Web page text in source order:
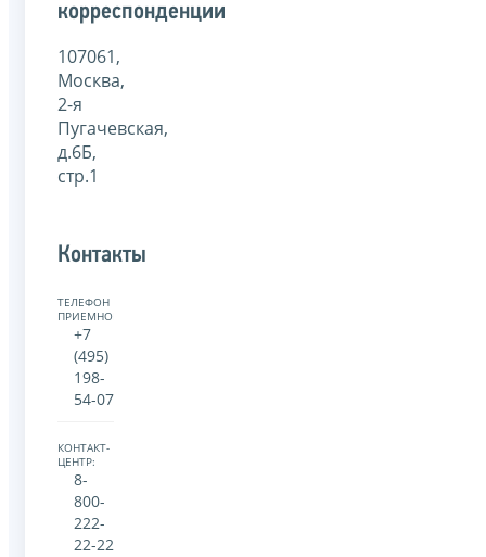
корреспонденции
107061,
Москва,
2-я
Пугачевская,
д.6Б,
стр.1
Контакты
ТЕЛЕФОН
ПРИЕМНОЙ:
+7
(495)
198-
54-07
КОНТАКТ-
ЦЕНТР:
8-
800-
222-
22-22